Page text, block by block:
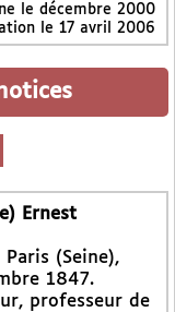
le décembre 2000
le 17 avril 2006
Ernest
(Seine),
1847.
professeur de